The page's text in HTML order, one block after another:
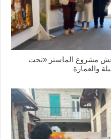
مشروع الماستر «تحت
والعمارة